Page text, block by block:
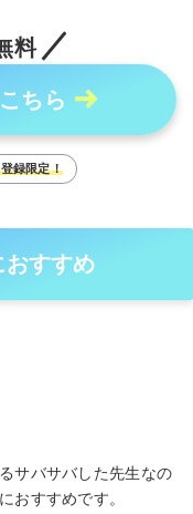
料
ちら
録限定！
すすめ
サバサバした先生なの
おすすめです。